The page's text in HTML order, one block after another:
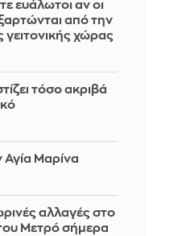
ευάλωτοι αν οι
από την
χώρας
τόσο ακριβά
Αγία Μαρίνα
αλλαγές στο
Μετρό σήμερα